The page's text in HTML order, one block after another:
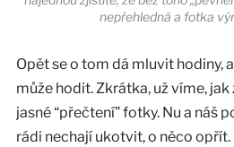
nepřehledná a fotka
Opět se o tom dá mluvit hodiny,
může hodit. Zkrátka, už víme, jak
jasné “přečtení” fotky. Nu a náš
rádi nechají ukotvit, o něco opřít.